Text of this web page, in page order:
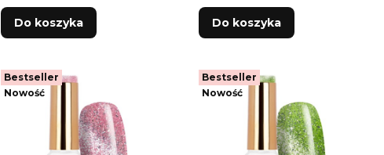
Do koszyka Do koszyka
Bestseller
Nowość
Bestseller
Nowość